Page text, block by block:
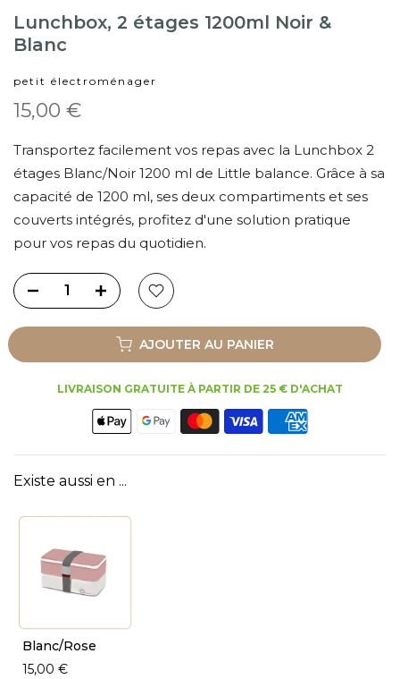
Lunchbox, 2 étages 1200ml Noir &
Blanc
petit électroménager
15,00 €
Transportez facilement vos repas avec la Lunchbox 2
étages Blanc/Noir 1200 ml de Little balance. Grâce à sa
capacité de 1200 ml, ses deux compartiments et ses
couverts intégrés, profitez d'une solution pratique
pour vos repas du quotidien.
AJOUTER AU PANIER
LIVRAISON GRATUITE À PARTIR DE 25 € D'ACHAT
Existe aussi en ...
Blanc/Rose
15,00 €